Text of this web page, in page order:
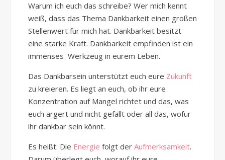
Warum ich euch das schreibe? Wer mich kennt
weiß, dass das Thema Dankbarkeit einen großen
Stellenwert für mich hat. Dankbarkeit besitzt
eine starke Kraft. Dankbarkeit empfinden ist ein
immenses Werkzeug in eurem Leben.
Das Dankbarsein unterstützt euch eure Zukunft
zu kreieren. Es liegt an euch, ob ihr eure
Konzentration auf Mangel richtet und das, was
euch ärgert und nicht gefällt oder all das, wofür
ihr dankbar sein könnt.
Es heißt: Die Energie folgt der Aufmerksamkeit.